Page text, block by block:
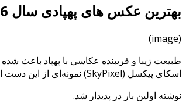
بهترین عکس های پهپادی سال 2016 ؛ جهان را از بالا ببینید
(image)
طبیعت زیبا و فریبنده عکاسی با پهپاد باعث
اسکای پیکسل (SkyPixel) نمونه‌ای از این دست انجمن‌هاست. چند هفته پیش بود که تصاویر منتخب این انجمن را در …
نوشته اولین بار در پدیدار شد.